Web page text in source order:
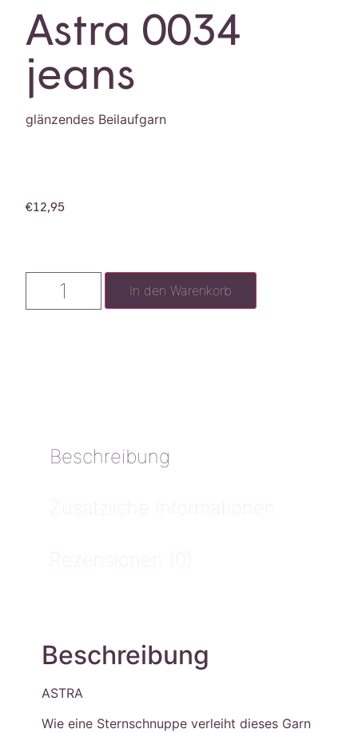
Astra 0034
jeans
glänzendes Beilaufgarn
€12,95
In den Warenkorb
Beschreibung
Zusätzliche Informationen
Beschreibung
ASTRA
Wie eine Sternschnuppe verleiht dieses Garn